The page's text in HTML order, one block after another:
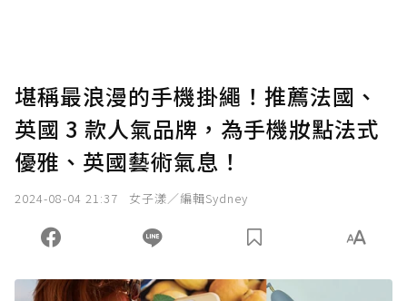
堪稱最浪漫的手機掛繩！推薦法國、
英國 3 款人氣品牌，為手機妝點法式
優雅、英國藝術氣息！
2024-08-04 21:37 女子漾／編輯Sydney